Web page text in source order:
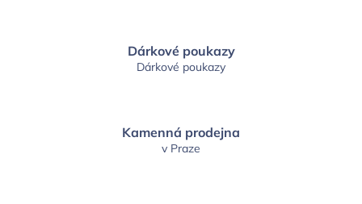
Dárkové poukazy
Dárkové poukazy
Kamenná prodejna
v Praze